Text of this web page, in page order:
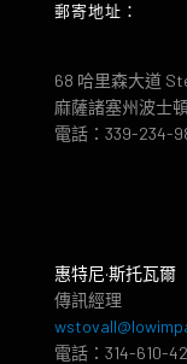
郵寄地址：
68 哈里森大道
麻薩諸塞州波士
電話：339-234-
惠特尼·斯托瓦爾
傳訊經理
電話：314-610-